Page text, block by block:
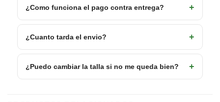
¿Como funciona el pago contra entrega?
¿Cuanto tarda el envio?
¿Puedo cambiar la talla si no me queda bien?